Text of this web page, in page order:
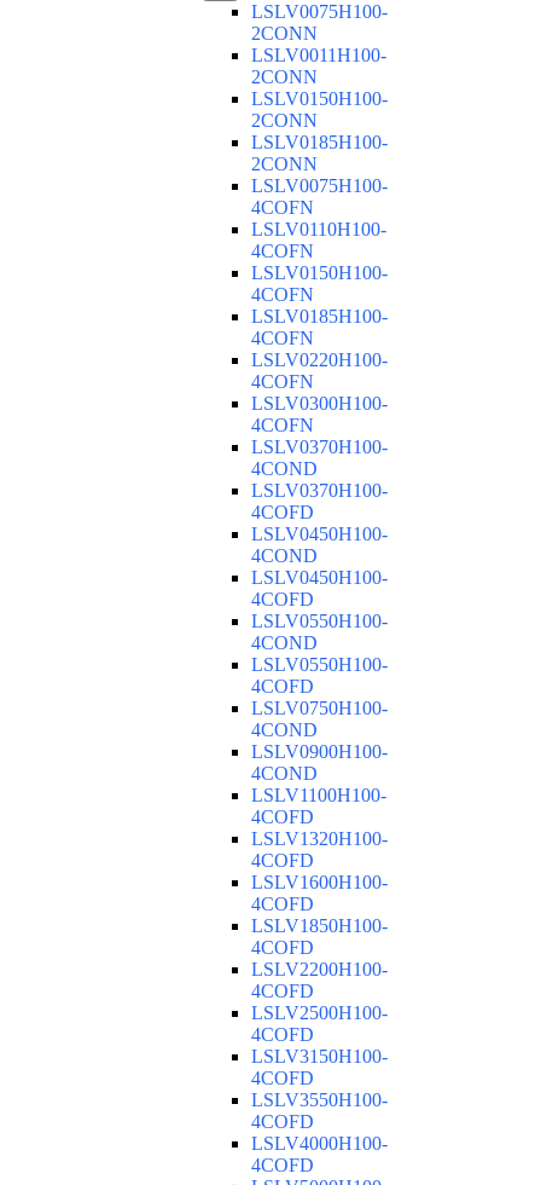
LSLV0075H100-
2CONN
LSLV0011H100-
2CONN
LSLV0150H100-
2CONN
LSLV0185H100-
2CONN
LSLV0075H100-
4COFN
LSLV0110H100-
4COFN
LSLV0150H100-
4COFN
LSLV0185H100-
4COFN
LSLV0220H100-
4COFN
LSLV0300H100-
4COFN
LSLV0370H100-
4COND
LSLV0370H100-
4COFD
LSLV0450H100-
4COND
LSLV0450H100-
4COFD
LSLV0550H100-
4COND
LSLV0550H100-
4COFD
LSLV0750H100-
4COND
LSLV0900H100-
4COND
LSLV1100H100-
4COFD
LSLV1320H100-
4COFD
LSLV1600H100-
4COFD
LSLV1850H100-
4COFD
LSLV2200H100-
4COFD
LSLV2500H100-
4COFD
LSLV3150H100-
4COFD
LSLV3550H100-
4COFD
LSLV4000H100-
4COFD